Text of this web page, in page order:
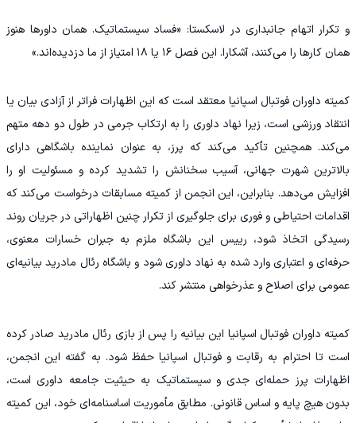
و تکرار اتهام جانبداری در لاسکستا: «فساد سیستماتیک. همان داورها هنوز
همان کارها را می‌کنند، آشکارا. این فصل ۱۶ یا ۱۸ امتیاز از ما دزدیده‌اند.»
کمیته داوران فوتبال اسپانیا معتقد است که این اظهارات فراتر از آزادی بیان یا
انتقاد ورزشی است، زیرا نهاد داوری را به ارتکاب جرمی در طول دو دهه متهم
می‌کند. همچنین تأکید می‌کند که پرز، به‌ عنوان نماینده باشگاهی دارای
بالاترین شهرت جهانی، آسیب سخنانش را تشدید کرده و مسئولیت او را
افزایش می‌دهد. بنابراین، این انجمن از کمیته مسابقات درخواست می‌کند که
اقدامات احتیاطی و فوری برای جلوگیری از تکرار چنین اظهاراتی در جریان روند
رسیدگی اتخاذ شود، رییس این باشگاه ملزم به جبران خسارات معنوی،
حرفه‌ای و اعتباری وارد شده به نهاد داوری شود و باشگاه رئال مادرید بیانیه‌ای
عمومی برای اصلاح و عذرخواهی منتشر کند.
کمیته داوران فوتبال اسپانیا این بیانیه را پس از بازی رئال مادرید صادر کرده
است تا احترام به رقابت و فوتبال اسپانیا حفظ شود. به گفته این انجمن،
اظهارات پرز حمله‌ای جدی و سیستماتیک به حیثیت جامعه داوری است،
بدون هیچ پایه و اساس قانونی. مطابق مأموریت اساسنامه‌ای خود، این کمیته